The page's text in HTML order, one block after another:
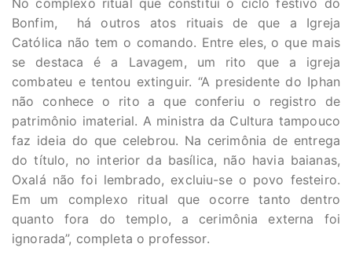
No complexo ritual que constitui o ciclo festivo do
Bonfim, há outros atos rituais de que a Igreja
Católica não tem o comando. Entre eles, o que mais
se destaca é a Lavagem, um rito que a igreja
combateu e tentou extinguir. “A presidente do Iphan
não conhece o rito a que conferiu o registro de
patrimônio imaterial. A ministra da Cultura tampouco
faz ideia do que celebrou. Na cerimônia de entrega
do título, no interior da basílica, não havia baianas,
Oxalá não foi lembrado, excluiu-se o povo festeiro.
Em um complexo ritual que ocorre tanto dentro
quanto fora do templo, a cerimônia externa foi
ignorada”, completa o professor.